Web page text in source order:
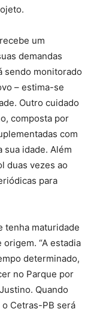
um
demandas
sendo monitorado
– estima-se
Outro cuidado
composta por
com
sua idade. Além
duas vezes ao
para
tenha maturidade
“A estadia
determinado,
no Parque por
Quando
Cetras-PB será